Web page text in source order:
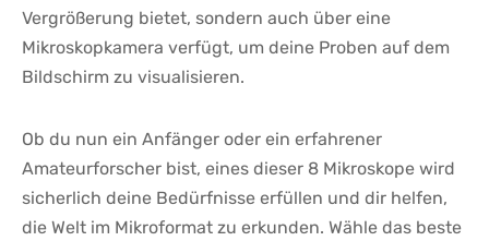
Vergrößerung​ bietet, sondern auch über eine
Mikroskopkamera verfügt, um deine Proben auf‌ dem⁤
Bildschirm zu visualisieren.
Ob⁤ du nun⁣ ein​ Anfänger oder ein erfahrener
Amateurforscher bist, ​eines dieser 8 Mikroskope wird
sicherlich deine ⁢Bedürfnisse erfüllen‌ und dir helfen,
die⁤ Welt⁤ im Mikroformat zu‍ erkunden. Wähle das beste